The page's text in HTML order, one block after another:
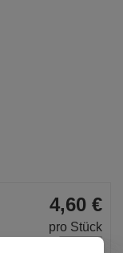
4,60 €
pro Stück